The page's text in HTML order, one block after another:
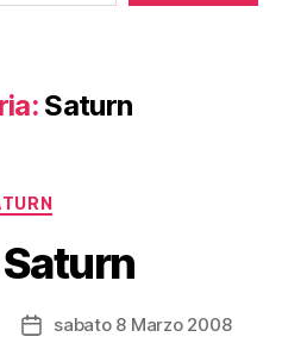
Saturn
Categorie
Datasabato 8 Marzo 2008